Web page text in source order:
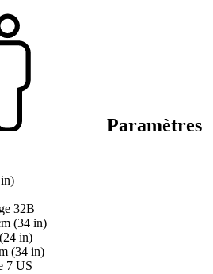
Paramètres
32B
(34 in)
in)
(34 in)
7 US